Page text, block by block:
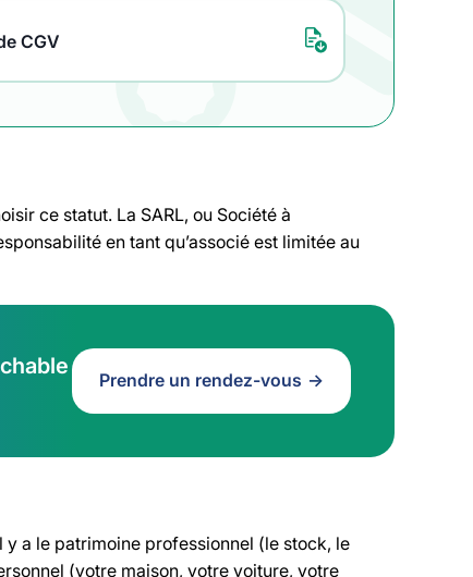
CGV
ce statut. La SARL, ou Société à
en tant qu’associé est limitée au
Prendre un rendez-vous
y a le patrimoine professionnel (le stock, le
(votre maison, votre voiture, votre